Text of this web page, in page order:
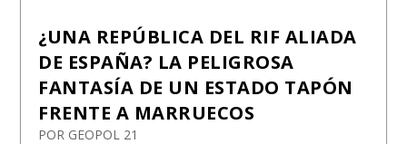
¿UNA REPÚBLICA DEL RIF ALIADA
DE ESPAÑA? LA PELIGROSA
FANTASÍA DE UN ESTADO TAPÓN
FRENTE A MARRUECOS
POR GEOPOL 21